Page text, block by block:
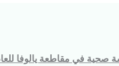
في مقاطعة يالوفا للعام